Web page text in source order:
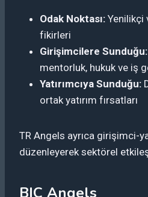
Odak Noktası: Yenilikçi
fikirleri
Girişimcilere Sunduğu:
mentorluk, hukuk ve iş
Yatırımcıya Sunduğu:
ortak yatırım fırsatları
TR Angels ayrıca girişimci-
düzenleyerek sektörel
BIC Angels